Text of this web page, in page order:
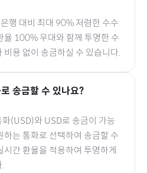
행 대비 최대 90% 저렴한 수수
율 100% 우대와 함께 투명한 수
비용 없이 송금하실 수 있습니다.
송금할 수 있나요?
화(USD)와 USD로 송금이 가능
하는 통화로 선택하여 송금할 수
시간 환율을 적용하여 투명하게